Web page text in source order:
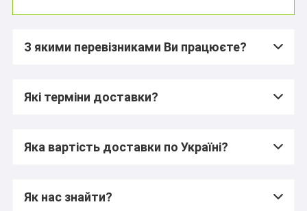
З якими перевізниками Ви працюєте?
Які терміни доставки?
Яка вартість доставки по Україні?
Як нас знайти?